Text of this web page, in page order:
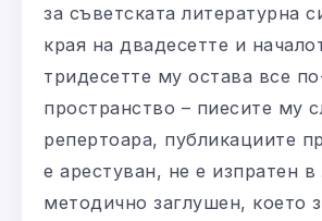
за съветската литературна
края на двадесетте и
тридесетте му остава все
пространство – пиесите му
репертоара, публикациите
е арестуван, не е изпратен в
методично заглушен, което